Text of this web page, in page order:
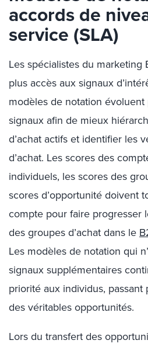
accords de
service (SLA)
Les spécialistes du marketing
plus accès aux signaux
modèles de notation
signaux afin de mieux
d’achat actifs et identifier les
d’achat. Les scores des
individuels, les scores des
scores d’opportunité doivent
compte pour faire progresser
des groupes d’achat dans le
Les modèles de notation qui
signaux supplémentaires
priorité aux individus,
des véritables opportunités.
Lors du transfert des